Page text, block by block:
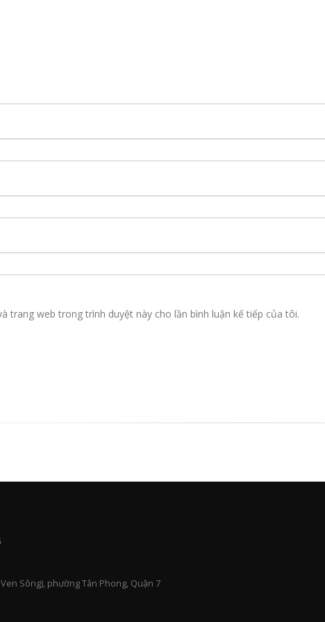
trang web trong trình duyệt này cho lần bình luận kế tiếp của tôi.
Sông), phường Tân Phong, Quận 7